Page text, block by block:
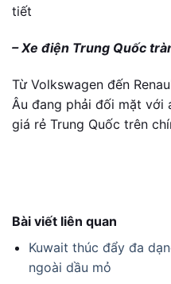
tiết
– Xe điện Trung Quốc
Từ Volkswagen đến
Âu đang phải đối mặt với
giá rẻ Trung Quốc trên
Bài viết liên quan
Kuwait thúc đẩy đa
ngoài dầu mỏ